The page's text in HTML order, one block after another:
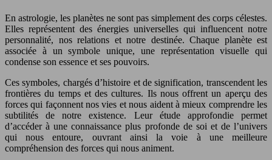
En astrologie, les planètes ne sont pas simplement des corps célestes.
Elles représentent des énergies universelles qui influencent notre
personnalité, nos relations et notre destinée. Chaque planète est
associée à un symbole unique, une représentation visuelle qui
condense son essence et ses pouvoirs.
Ces symboles, chargés d’histoire et de signification, transcendent les
frontières du temps et des cultures. Ils nous offrent un aperçu des
forces qui façonnent nos vies et nous aident à mieux comprendre les
subtilités de notre existence. Leur étude approfondie permet
d’accéder à une connaissance plus profonde de soi et de l’univers
qui nous entoure, ouvrant ainsi la voie à une meilleure
compréhension des forces qui nous animent.